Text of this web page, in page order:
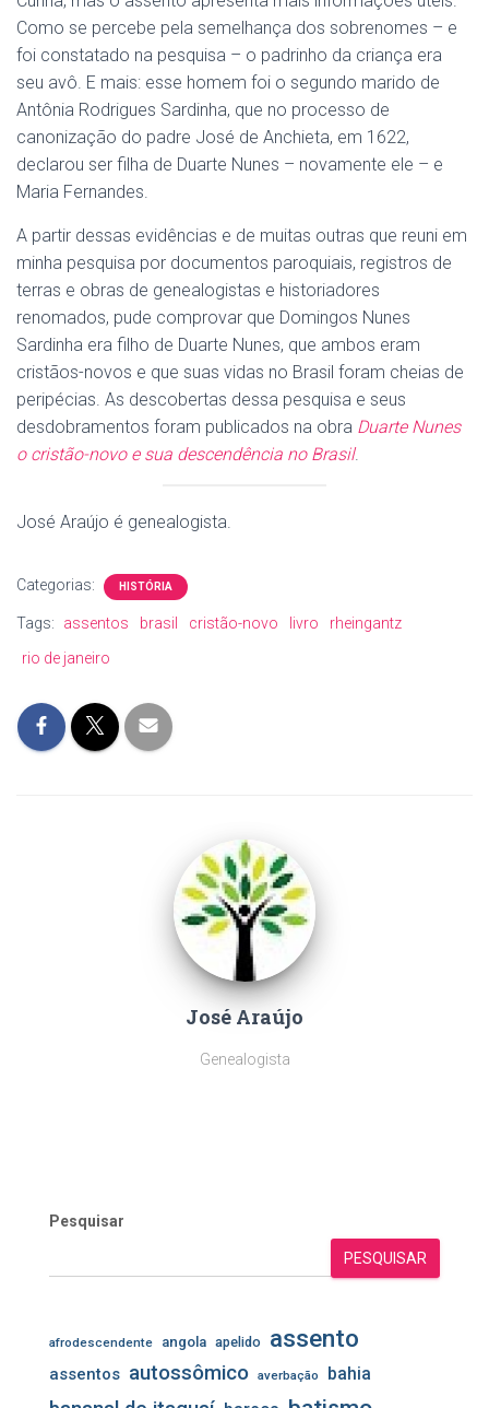
Como se percebe pela semelhança dos sobrenomes – e
foi constatado na pesquisa – o padrinho da criança era
seu avô. E mais: esse homem foi o segundo marido de
Antônia Rodrigues Sardinha, que no processo de
canonização do padre José de Anchieta, em 1622,
declarou ser filha de Duarte Nunes – novamente ele – e
Maria Fernandes.
A partir dessas evidências e de muitas outras que reuni em
minha pesquisa por documentos paroquiais, registros de
terras e obras de genealogistas e historiadores
renomados, pude comprovar que Domingos Nunes
Sardinha era filho de Duarte Nunes, que ambos eram
cristãos-novos e que suas vidas no Brasil foram cheias de
peripécias. As descobertas dessa pesquisa e seus
desdobramentos foram publicados na obra Duarte Nunes
o cristão-novo e sua descendência no Brasil.
José Araújo é genealogista.
Categorias: HISTÓRIA
Tags: assentos brasil cristão-novo livro
rheingantz
rio de janeiro
José Araújo
Genealogista
Pesquisar
PESQUISAR
afrodescendente angola apelido assento
assentos autossômico averbação bahia